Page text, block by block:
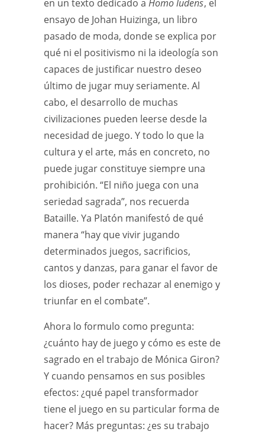
en un texto dedicado a Homo ludens, el
ensayo de Johan Huizinga, un libro
pasado de moda, donde se explica por
qué ni el positivismo ni la ideología son
capaces de justificar nuestro deseo
último de jugar muy seriamente. Al
cabo, el desarrollo de muchas
civilizaciones pueden leerse desde la
necesidad de juego. Y todo lo que la
cultura y el arte, más en concreto, no
puede jugar constituye siempre una
prohibición. “El niño juega con una
seriedad sagrada”, nos recuerda
Bataille. Ya Platón manifestó de qué
manera “hay que vivir jugando
determinados juegos, sacrificios,
cantos y danzas, para ganar el favor de
los dioses, poder rechazar al enemigo y
triunfar en el combate”.
Ahora lo formulo como pregunta:
¿cuánto hay de juego y cómo es este de
sagrado en el trabajo de Mónica Giron?
Y cuando pensamos en sus posibles
efectos: ¿qué papel transformador
tiene el juego en su particular forma de
hacer? Más preguntas: ¿es su trabajo